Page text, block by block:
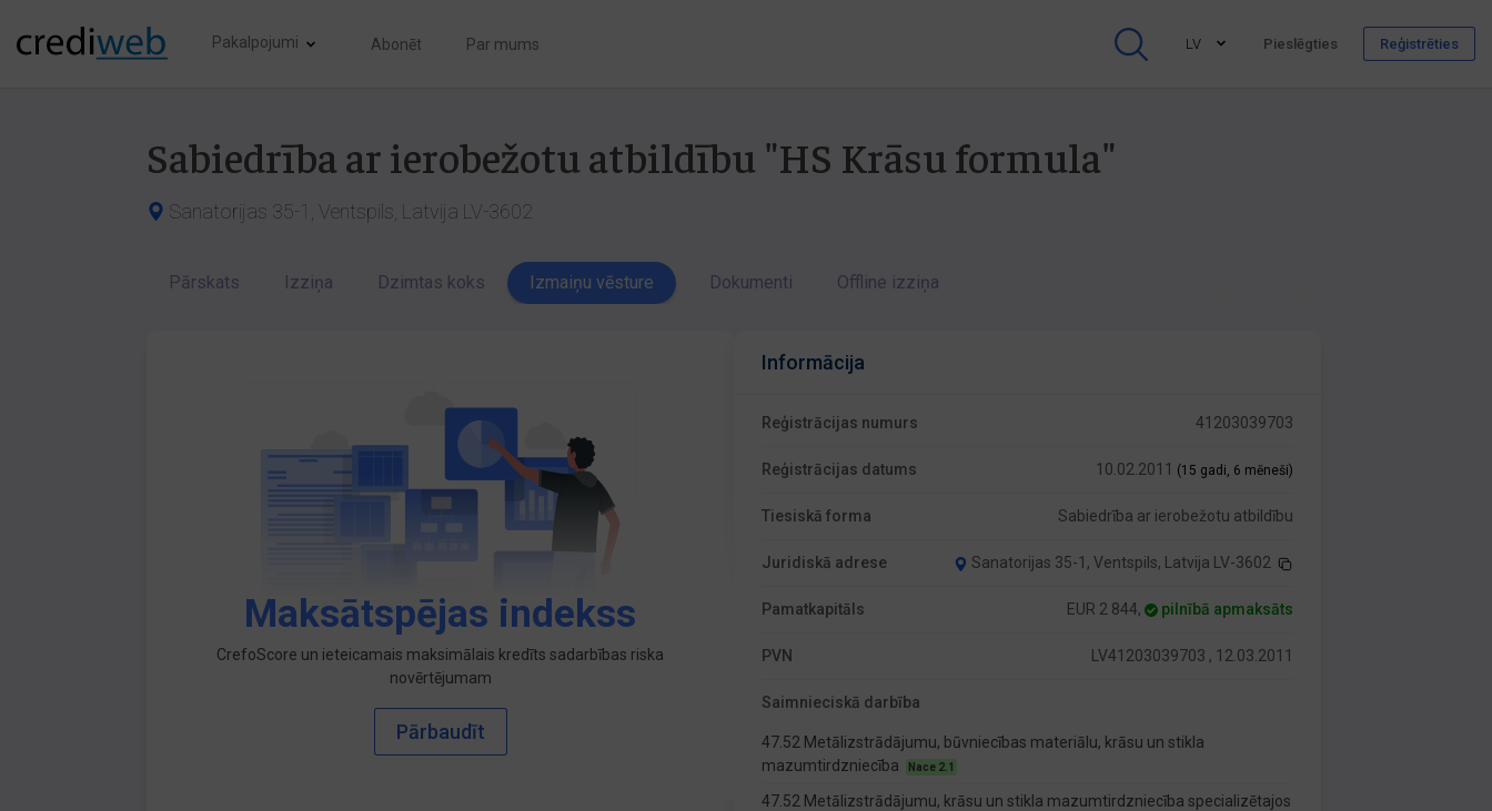
Pakalpojumi Abonēt Par mums LV Pieslēgties Reģistrēties
Sabiedrība ar ierobežotu atbildību "HS Krāsu formula"
Sanatorijas 35-1, Ventspils, Latvija LV-3602
Pārskats Izziņa Dzimtas koks Izmaiņu vēsture Dokumenti Offline izziņa
Maksātspējas indekss
CrefoScore un ieteicamais maksimālais kredīts sadarbības riska
novērtējumam
Pārbaudīt
Informācija
Reģistrācijas numurs 41203039703
Reģistrācijas datums 10.02.2011 (15 gadi, 6 mēneši)
Tiesiskā forma Sabiedrība ar ierobežotu atbildību
Juridiskā adrese Sanatorijas 35-1, Ventspils, Latvija LV-3602
Pamatkapitāls EUR 2 844, pilnībā apmaksāts
PVN LV41203039703 , 12.03.2011
Saimnieciskā darbība
47.52 Metālizstrādājumu, būvniecības materiālu, krāsu un stikla
mazumtirdzniecība
Nace 2.1
47.52 Metālizstrādājumu, krāsu un stikla mazumtirdzniecība specializētajos